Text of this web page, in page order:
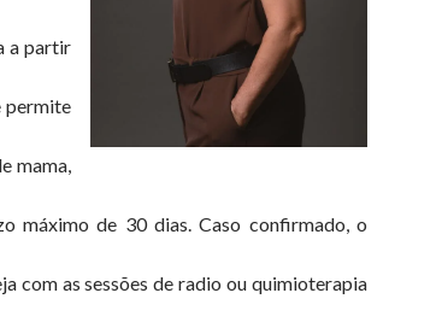
a partir
permite
mama,
máximo de 30 dias. Caso confirmado, o
com as sessões de radio ou quimioterapia